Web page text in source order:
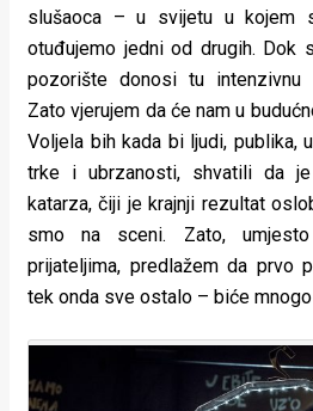
slušaoca – u svijetu u kojem
otuđujemo jedni od drugih. Dok
pozorište donosi tu intenzivnu
Zato vjerujem da će nam u
Voljela bih kada bi ljudi, publika,
trke i ubrzanosti, shvatili da
katarza, čiji je krajnji rezultat
smo na sceni. Zato,
prijateljima, predlažem da prvo
tek onda sve ostalo – biće